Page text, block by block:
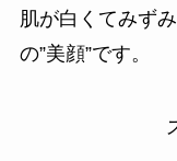
肌が白くてみず
の”美顔”です。